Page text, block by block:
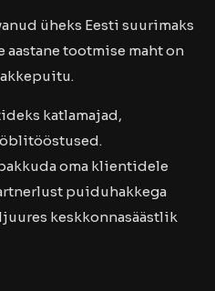
üheks Eesti suurimaks
tootmise maht on
katlamajad,
oma klientidele
puiduhakkega
keskkonnasäästlik